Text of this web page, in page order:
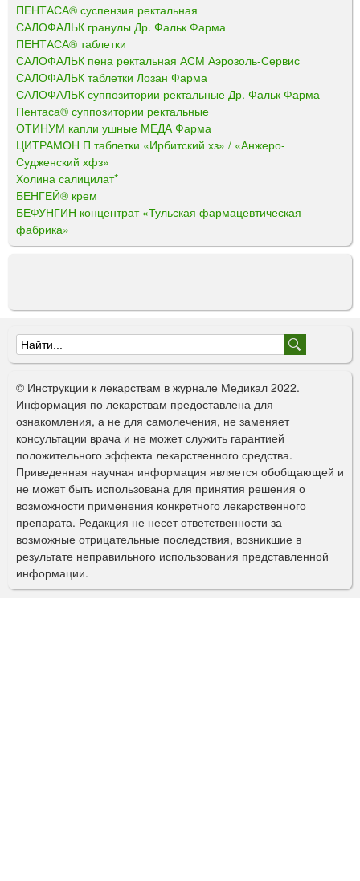
ПЕНТАСА® суспензия ректальная
САЛОФАЛЬК гранулы Др. Фальк Фарма
ПЕНТАСА® таблетки
САЛОФАЛЬК пена ректальная АСМ Аэрозоль-Сервис
САЛОФАЛЬК таблетки Лозан Фарма
САЛОФАЛЬК суппозитории ректальные Др. Фальк Фарма
Пентаса® суппозитории ректальные
ОТИНУМ капли ушные МЕДА Фарма
ЦИТРАМОН П таблетки «Ирбитский хз» / «Анжеро-
Судженский хфз»
Холина салицилат*
БЕНГЕЙ® крем
БЕФУНГИН концентрат «Тульская фармацевтическая
фабрика»
Ф
о
р
м
а
п
о
и
с
к
© Инструкции к лекарствам в журнале Медикал 2022.
Информация по лекарствам предоставлена для
ознакомления, а не для самолечения, не заменяет
консультации врача и не может служить гарантией
положительного эффекта лекарственного средства.
Приведенная научная информация является обобщающей и
не может быть использована для принятия решения о
возможности применения конкретного лекарственного
препарата. Редакция не несет ответственности за
возможные отрицательные последствия, возникшие в
результате неправильного использования представленной
информации.